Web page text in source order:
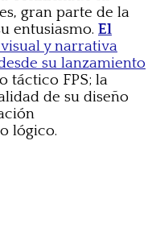
gran parte de la
entusiasmo. El
y narrativa
su lanzamiento
táctico FPS; la
de su diseño
lógico.